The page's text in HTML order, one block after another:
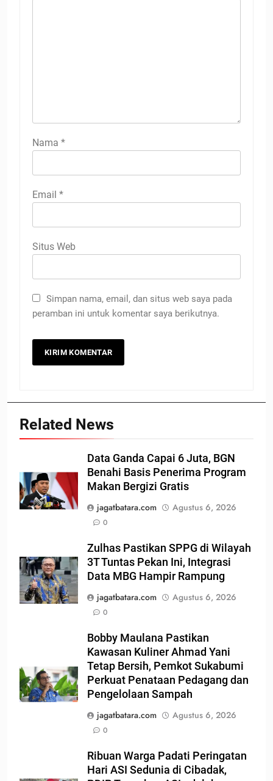
Nama *
Email *
Situs Web
Simpan nama, email, dan situs web saya pada
peramban ini untuk komentar saya berikutnya.
Related News
Data Ganda Capai 6 Juta, BGN
Benahi Basis Penerima Program
Makan Bergizi Gratis
jagatbatara.com
Agustus 6, 2026
0
Zulhas Pastikan SPPG di Wilayah
3T Tuntas Pekan Ini, Integrasi
Data MBG Hampir Rampung
jagatbatara.com
Agustus 6, 2026
0
Bobby Maulana Pastikan
Kawasan Kuliner Ahmad Yani
Tetap Bersih, Pemkot Sukabumi
Perkuat Penataan Pedagang dan
Pengelolaan Sampah
jagatbatara.com
Agustus 6, 2026
0
Ribuan Warga Padati Peringatan
Hari ASI Sedunia di Cibadak,